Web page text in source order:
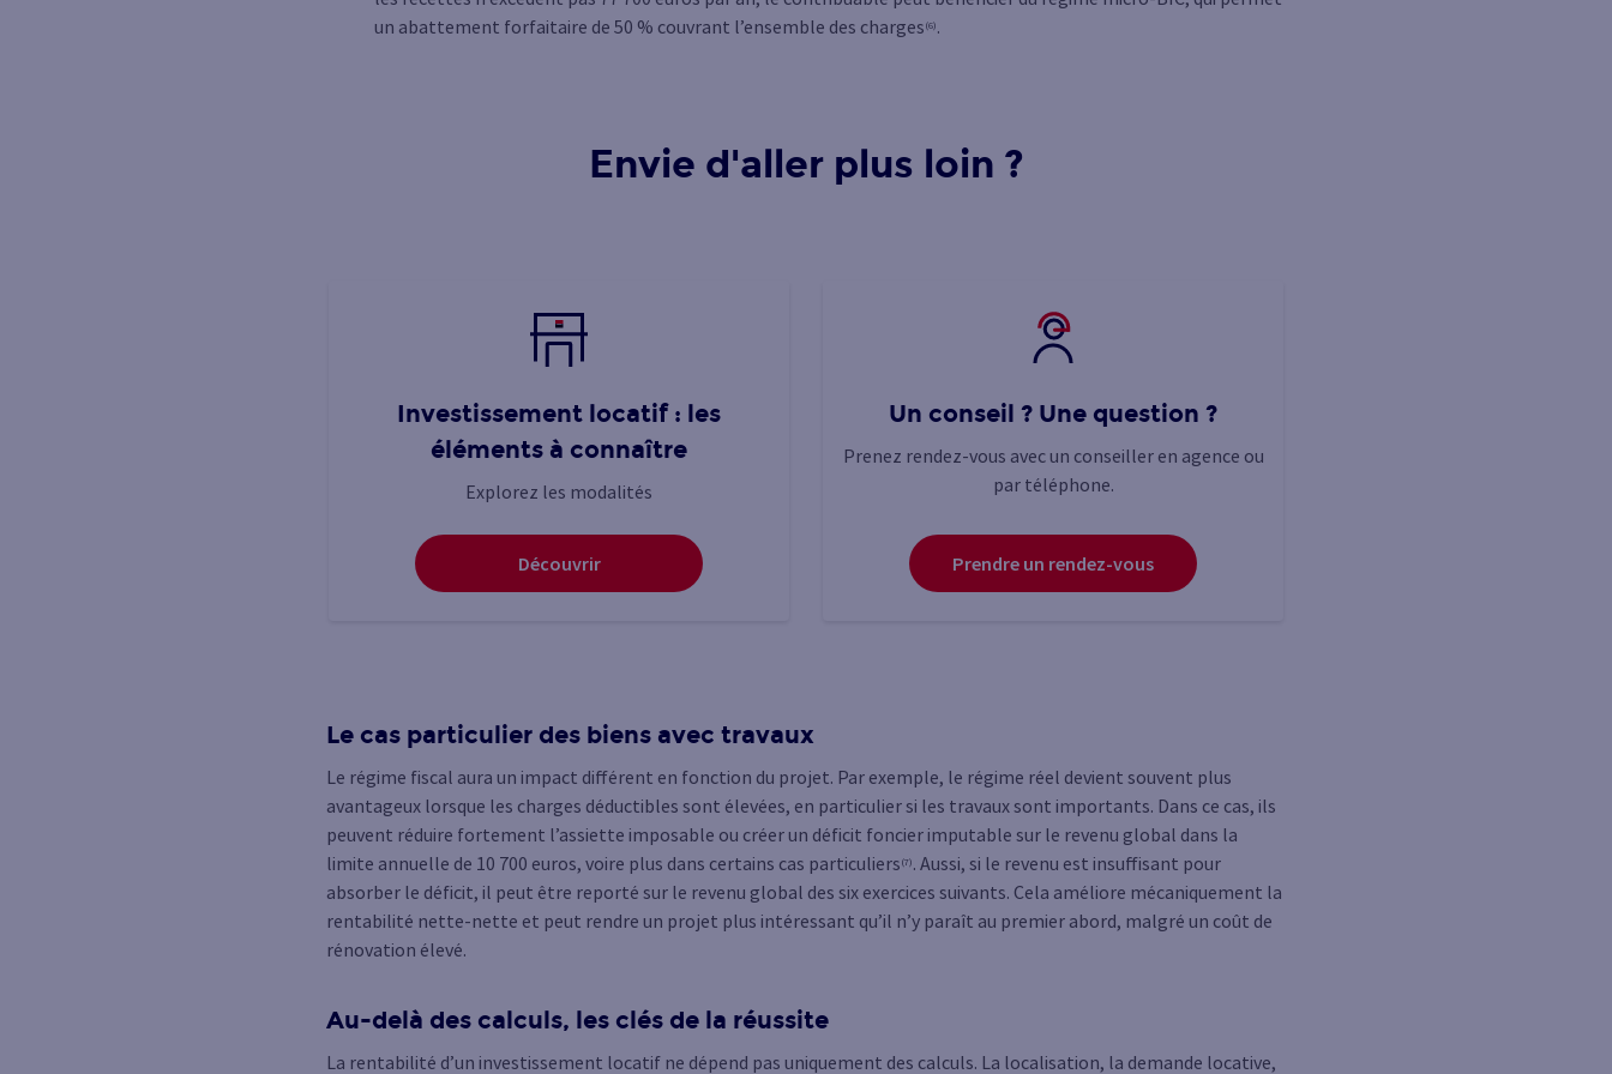
un abattement forfaitaire de 50 % couvrant l’ensemble des charges (6) .
Envie d'aller plus loin ?
Investissement locatif : les
éléments à connaître
Explorez les modalités
Découvrir
Un conseil ? Une question ?
Prenez rendez-vous avec un conseiller en agence ou
par téléphone.
Prendre un rendez-vous
Le cas particulier des biens avec travaux
Le régime fiscal aura un impact différent en fonction du projet. Par exemple, le régime réel devient souvent plus
avantageux lorsque les charges déductibles sont élevées, en particulier si les travaux sont importants. Dans ce cas, ils
peuvent réduire fortement l’assiette imposable ou créer un déficit foncier imputable sur le revenu global dans la
limite annuelle de 10 700 euros, voire plus dans certains cas particuliers (7) . Aussi, si le revenu est insuffisant pour
absorber le déficit, il peut être reporté sur le revenu global des six exercices suivants. Cela améliore mécaniquement la
rentabilité nette-nette et peut rendre un projet plus intéressant qu’il n’y paraît au premier abord, malgré un coût de
rénovation élevé.
Au-delà des calculs, les clés de la réussite
La rentabilité d’un investissement locatif ne dépend pas uniquement des calculs. La localisation, la demande locative,